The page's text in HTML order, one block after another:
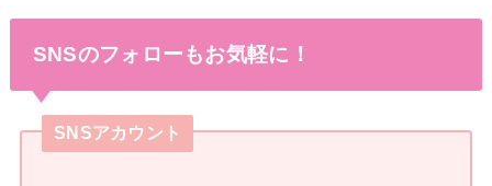
SNSのフォローもお気軽に！
SNSアカウント